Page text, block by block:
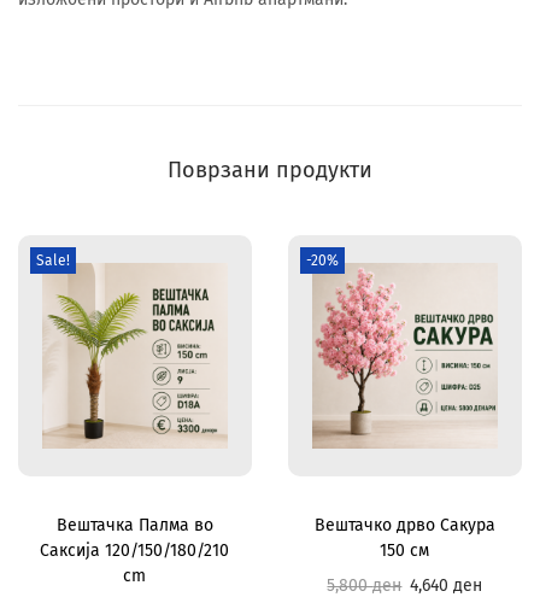
Поврзани продукти
Sale!
Вештачка Палма во
Саксија 120/150/180/210
cm
-20%
Вештачко дрво Сакура
150 см
5,800ден 4,640ден